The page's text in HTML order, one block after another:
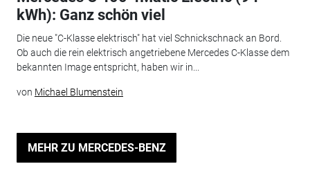
kWh): Ganz schön viel
Die neue "C-Klasse elektrisch" hat viel Schnickschnack an Bord.
Ob auch die rein elektrisch angetriebene Mercedes C-Klasse dem
bekannten Image entspricht, haben wir in...
von Michael Blumenstein
MEHR ZU MERCEDES-BENZ